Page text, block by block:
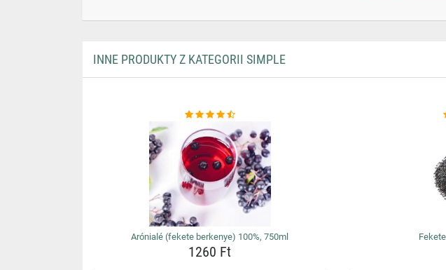
INNE PRODUKTY Z KATEGORII SIMPLE
Arónialé (fekete berkenye) 100%, 750ml
1260 Ft